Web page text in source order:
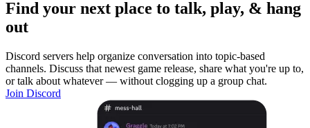
Find your next place to talk, play, & hang
out
Discord servers help organize conversation into topic-based
channels. Discuss that newest game release, share what you're up to,
or talk about whatever — without clogging up a group chat.
Join Discord